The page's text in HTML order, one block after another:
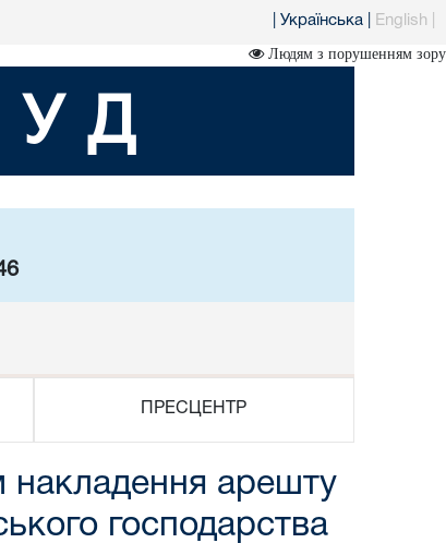
Українська English
Людям з порушенням зору
ПРЕСЦЕНТР
накладення арешту
господарства